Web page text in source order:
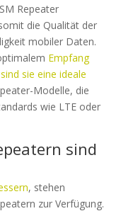
Repeater
die Qualität der
mobiler Daten.
Empfang
sie eine ideale
Modelle, die
wie LTE oder
sind
, stehen
zur Verfügung.